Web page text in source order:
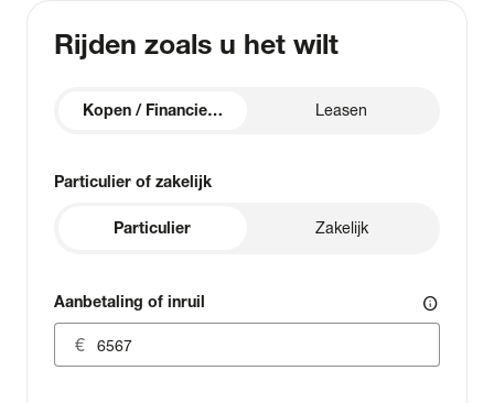
Rijden zoals u het wilt
Kopen / Financieren Leasen
Particulier of zakelijk
Particulier Zakelijk
Aanbetaling of inruil info